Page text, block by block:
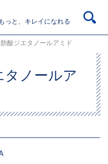
っと、キレイになれる
酸ジエタノールアミド
タノールア